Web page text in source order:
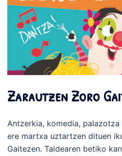
Zarautzen Zoro
Antzerkia, komedia,
ere martxa uztartzen dituen
Gaitezen. Taldearen betiko